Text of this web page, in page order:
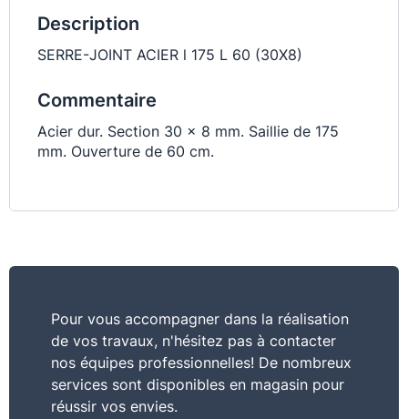
Description
SERRE-JOINT ACIER l 175 L 60 (30X8)
Commentaire
Acier dur. Section 30 x 8 mm. Saillie de 175
mm. Ouverture de 60 cm.
Pour vous accompagner dans la réalisation
de vos travaux, n'hésitez pas à contacter
nos équipes professionnelles! De nombreux
services sont disponibles en magasin pour
réussir vos envies.